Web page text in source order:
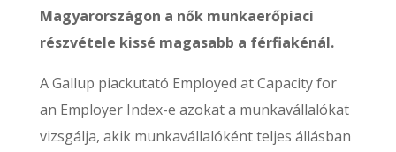
Magyarországon a nők munkaerőpiaci
részvétele kissé magasabb a férfiakénál.
A Gallup piackutató Employed at Capacity for
an Employer Index-e azokat a munkavállalókat
vizsgálja, akik munkavállalóként teljes állásban